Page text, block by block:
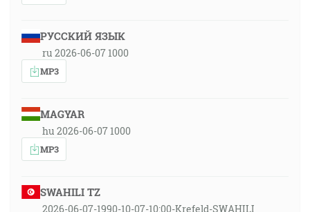
РУССКИЙ ЯЗЫК
ru 2026-06-07 1000
MP3
MAGYAR
hu 2026-06-07 1000
MP3
SWAHILI TZ
2026-06-07-1990-10-07-10:00-Krefeld-SWAHILI